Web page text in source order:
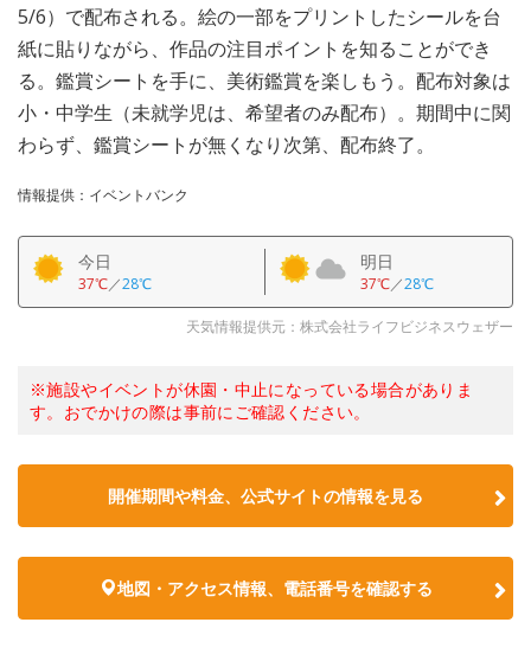
5/6）で配布される。絵の一部をプリントしたシールを台
紙に貼りながら、作品の注目ポイントを知ることができ
る。鑑賞シートを手に、美術鑑賞を楽しもう。配布対象は
小・中学生（未就学児は、希望者のみ配布）。期間中に関
わらず、鑑賞シートが無くなり次第、配布終了。
情報提供：イベントバンク
今日
37℃／28℃
明日
37℃／28℃
天気情報提供元：株式会社ライフビジネスウェザー
※施設やイベントが休園・中止になっている場合がありま
す。おでかけの際は事前にご確認ください。
開催期間や料金、公式サイトの情報を見る
地図・アクセス情報、電話番号を確認する